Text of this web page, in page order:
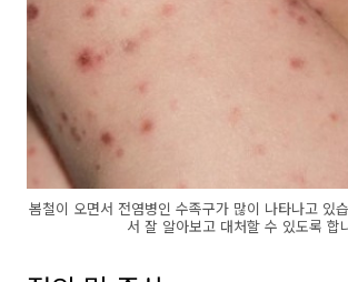
봄철이 오면서 전염병인 수족구가 많이 나타나고 있
서 잘 알아보고 대처할 수 있도록 합